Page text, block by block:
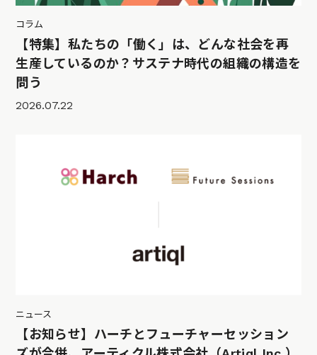
コラム
【特集】私たちの「働く」は、どんな社会を再
生産しているのか？サステナ時代の組織の構造を
問う
2026.07.22
ニュース
【お知らせ】ハーチとフューチャーセッション